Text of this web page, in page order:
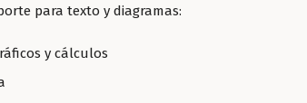
para texto y diagramas:
y cálculos